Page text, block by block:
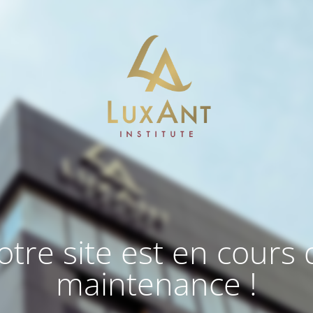
site est en cours
maintenance !